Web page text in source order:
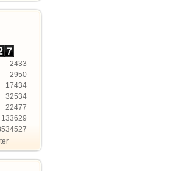
2433
2950
17434
32534
22477
133629